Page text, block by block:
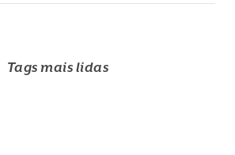
Tags mais lidas